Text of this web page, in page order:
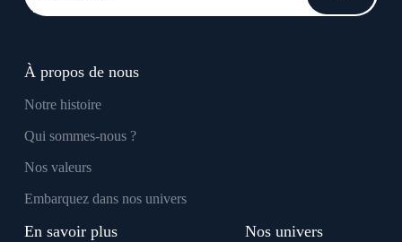
À propos de nous
Notre histoire
Qui sommes-nous ?
Nos valeurs
Embarquez dans nos univers
En savoir plus Nos univers